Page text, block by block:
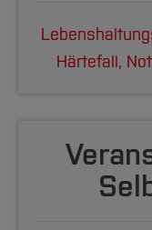
Härtefall,